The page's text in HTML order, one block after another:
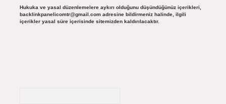
Hukuka ve yasal düzenlemelere aykırı olduğunu düşündüğünüz içerikleri,
backlinkpanelicomtr@gmail.comadresine bildirmeniz halinde, ilgili
içerikler yasal süre içerisinde sitemizden kaldırılacaktır.